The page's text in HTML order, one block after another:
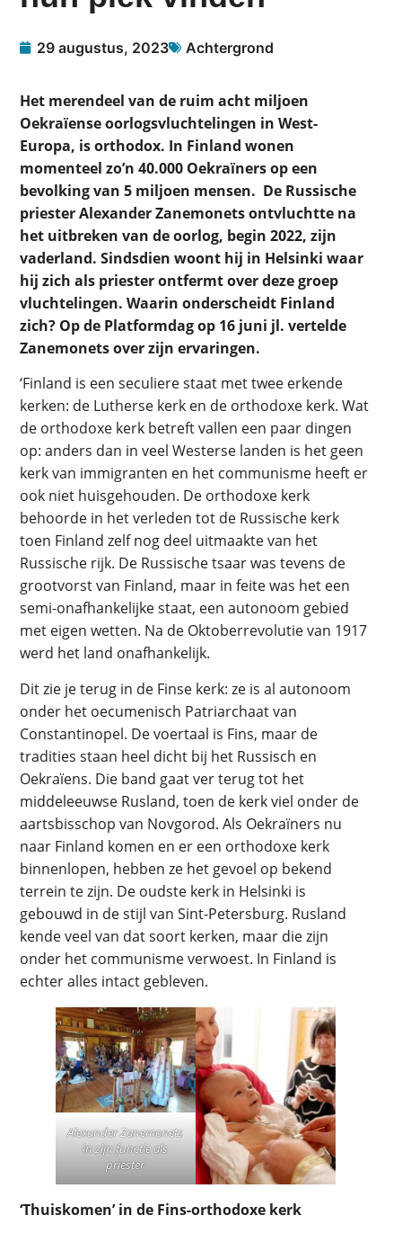
29 augustus, 2023 Achtergrond
Het merendeel van de ruim acht miljoen
Oekraïense oorlogsvluchtelingen in West-
Europa, is orthodox. In Finland wonen
momenteel zo’n 40.000 Oekraïners op een
bevolking van 5 miljoen mensen. De Russische
priester Alexander Zanemonets ontvluchtte na
het uitbreken van de oorlog, begin 2022, zijn
vaderland. Sindsdien woont hij in Helsinki waar
hij zich als priester ontfermt over deze groep
vluchtelingen. Waarin onderscheidt Finland
zich? Op de Platformdag op 16 juni jl. vertelde
Zanemonets over zijn ervaringen.
‘Finland is een seculiere staat met twee erkende
kerken: de Lutherse kerk en de orthodoxe kerk. Wat
de orthodoxe kerk betreft vallen een paar dingen
op: anders dan in veel Westerse landen is het geen
kerk van immigranten en het communisme heeft er
ook niet huisgehouden. De orthodoxe kerk
behoorde in het verleden tot de Russische kerk
toen Finland zelf nog deel uitmaakte van het
Russische rijk. De Russische tsaar was tevens de
grootvorst van Finland, maar in feite was het een
semi-onafhankelijke staat, een autonoom gebied
met eigen wetten. Na de Oktoberrevolutie van 1917
werd het land onafhankelijk.
Dit zie je terug in de Finse kerk: ze is al autonoom
onder het oecumenisch Patriarchaat van
Constantinopel. De voertaal is Fins, maar de
tradities staan heel dicht bij het Russisch en
Oekraïens. Die band gaat ver terug tot het
middeleeuwse Rusland, toen de kerk viel onder de
aartsbisschop van Novgorod. Als Oekraïners nu
naar Finland komen en er een orthodoxe kerk
binnenlopen, hebben ze het gevoel op bekend
terrein te zijn. De oudste kerk in Helsinki is
gebouwd in de stijl van Sint-Petersburg. Rusland
kende veel van dat soort kerken, maar die zijn
onder het communisme verwoest. In Finland is
echter alles intact gebleven.
Alexander Zanemonets
in zijn functie als
priester
‘Thuiskomen’ in de Fins-orthodoxe kerk